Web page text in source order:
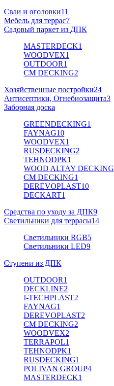
Сваи и оголовки11
Мебель для террас7
Садовый паркет из ДПК
MASTERDECK1
WOODVEX1
OUTDOOR1
CM DECKING2
Хозяйственные постройки24
Антисептики, Огнебиозащита3
Заборная доска
GREENDECKING1
FAYNAG10
WOODVEX1
RUSDECKING2
TEHNODPK1
WOOD ALTAY DECKING
CM DECKING1
DEREVOPLAST10
DECKART1
Средства по уходу за ДПК9
Светильники для террасы14
Светильники RGB5
Светильники LED9
Ступени из ДПК
OUTDOOR1
DECKLINE2
I-TECHPLAST2
FAYNAG1
DEREVOPLAST2
CM DECKING2
WOODVEX2
TERRAPOL1
TEHNODPK1
RUSDECKING1
POLIVAN GROUP4
MASTERDECK1